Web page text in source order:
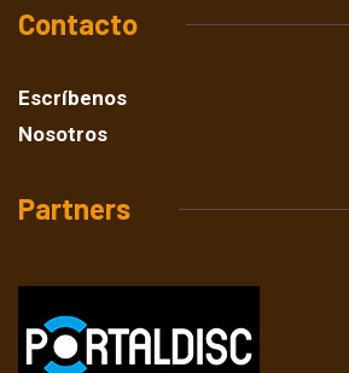
Contacto
Escríbenos
Nosotros
Partners